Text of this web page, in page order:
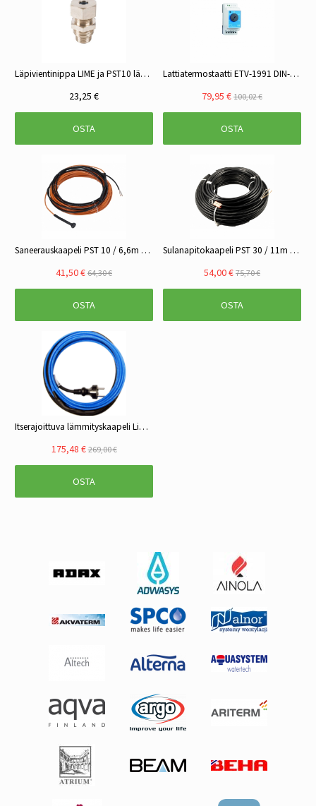
Läpivientinippa LIME ja PST10 lämmityskaapeleille
23,25 €
OSTA
Lattiatermostaatti ETV-1991 DIN-kisko 16A
79,95 € 100,02 €
OSTA
Saneerauskaapeli PST 10 / 6,6m 65w 230v
41,50 € 64,30 €
OSTA
Sulanapitokaapeli PST 30 / 11m 340w 230v
54,00 € 75,70 €
OSTA
Itserajoittuva lämmityskaapeli Lime 16 m
175,48 € 269,00 €
OSTA